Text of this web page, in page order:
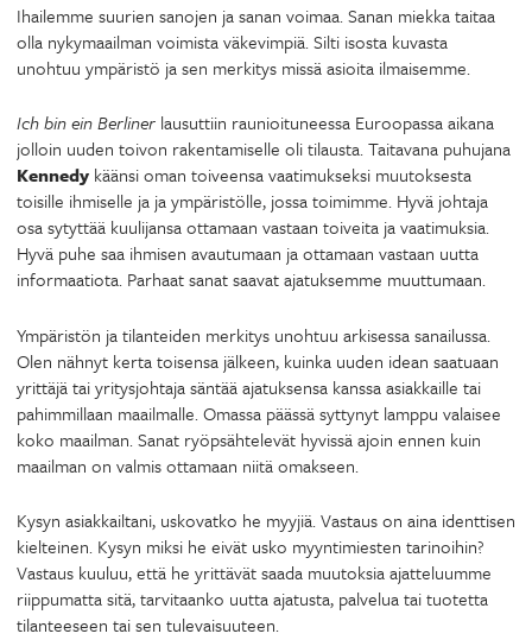
Ihailemme suurien sanojen ja sanan voimaa. Sanan miekka taitaa
olla nykymaailman voimista väkevimpiä. Silti isosta kuvasta
unohtuu ympäristö ja sen merkitys missä asioita ilmaisemme.
Ich bin ein Berliner lausuttiin raunioituneessa Euroopassa aikana
jolloin uuden toivon rakentamiselle oli tilausta. Taitavana puhujana
Kennedy käänsi oman toiveensa vaatimukseksi muutoksesta
toisille ihmiselle ja ja ympäristölle, jossa toimimme. Hyvä johtaja
osa sytyttää kuulijansa ottamaan vastaan toiveita ja vaatimuksia.
Hyvä puhe saa ihmisen avautumaan ja ottamaan vastaan uutta
informaatiota. Parhaat sanat saavat ajatuksemme muuttumaan.
Ympäristön ja tilanteiden merkitys unohtuu arkisessa sanailussa.
Olen nähnyt kerta toisensa jälkeen, kuinka uuden idean saatuaan
yrittäjä tai yritysjohtaja säntää ajatuksensa kanssa asiakkaille tai
pahimmillaan maailmalle. Omassa päässä syttynyt lamppu valaisee
koko maailman. Sanat ryöpsähtelevät hyvissä ajoin ennen kuin
maailman on valmis ottamaan niitä omakseen.
Kysyn asiakkailtani, uskovatko he myyjiä. Vastaus on aina identtisen
kielteinen. Kysyn miksi he eivät usko myyntimiesten tarinoihin?
Vastaus kuuluu, että he yrittävät saada muutoksia ajatteluumme
riippumatta sitä, tarvitaanko uutta ajatusta, palvelua tai tuotetta
tilanteeseen tai sen tulevaisuuteen.